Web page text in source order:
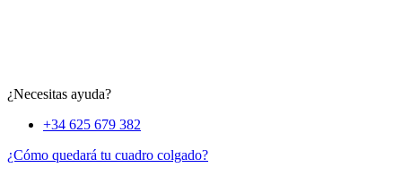
¿Necesitas ayuda?
+34 625 679 382
¿Cómo quedará tu cuadro colgado?